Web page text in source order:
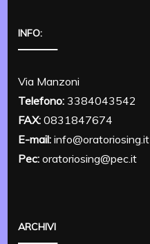
INFO:
Via Manzoni
Telefono: 3384043542
FAX: 0831847674
E-mail: info@oratoriosing.it
Pec: oratoriosing@pec.it
ARCHIVI